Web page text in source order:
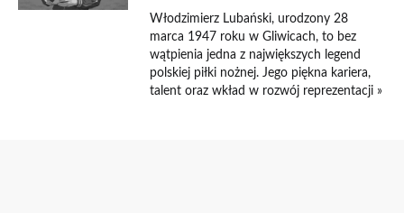
Włodzimierz Lubański, urodzony 28
marca 1947 roku w Gliwicach, to bez
wątpienia jedna z największych legend
polskiej piłki nożnej. Jego piękna kariera,
talent oraz wkład w rozwój reprezentacji »